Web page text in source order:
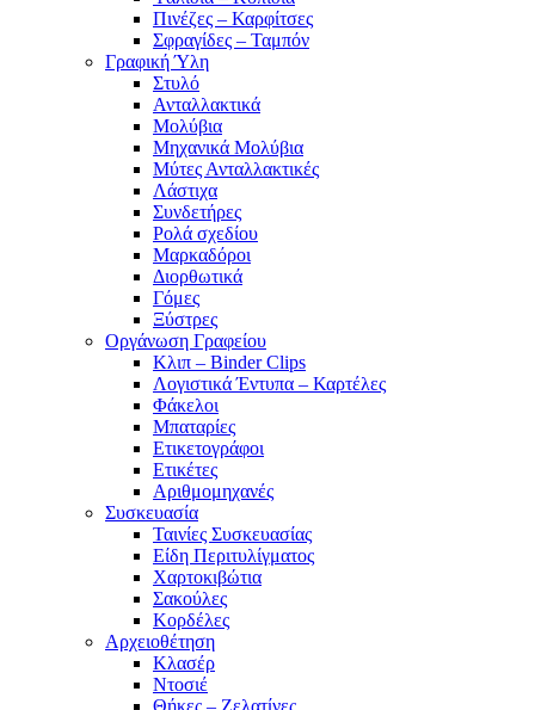
Πινέζες – Καρφίτσες
Σφραγίδες – Ταμπόν
Γραφική Ύλη
Στυλό
Ανταλλακτικά
Μολύβια
Μηχανικά Μολύβια
Μύτες Ανταλλακτικές
Λάστιχα
Συνδετήρες
Ρολά σχεδίου
Μαρκαδόροι
Διορθωτικά
Γόμες
Ξύστρες
Οργάνωση Γραφείου
Κλιπ – Binder Clips
Λογιστικά Έντυπα – Καρτέλες
Φάκελοι
Μπαταρίες
Ετικετογράφοι
Ετικέτες
Αριθμομηχανές
Συσκευασία
Ταινίες Συσκευασίας
Είδη Περιτυλίγματος
Χαρτοκιβώτια
Σακούλες
Κορδέλες
Αρχειοθέτηση
Κλασέρ
Ντοσιέ
Θήκες – Ζελατίνες